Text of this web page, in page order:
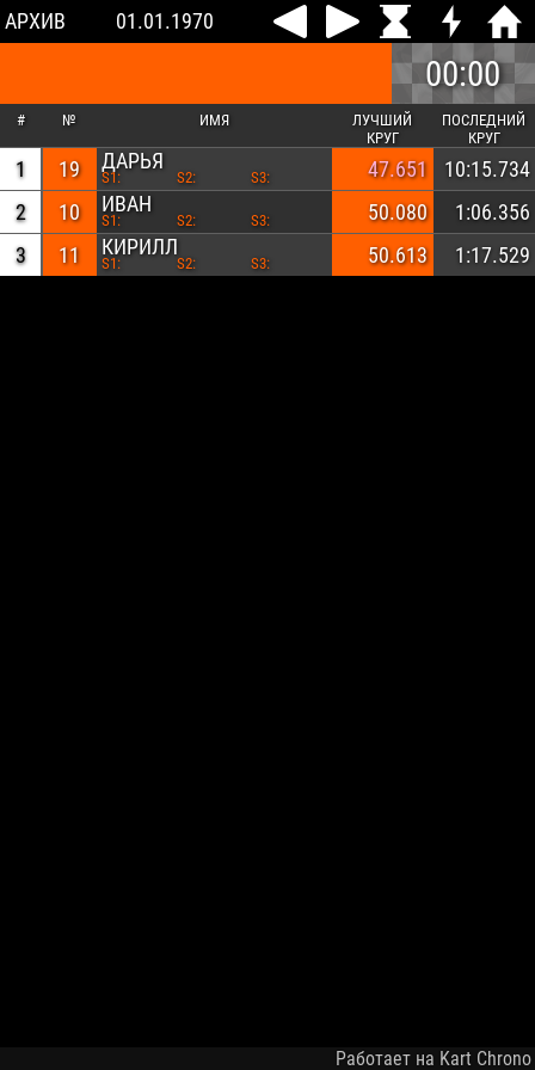
АРХИВ 01.01.1970
00:00
# № ИМЯ
ЛУЧШИЙ
КРУГ
ПОСЛЕДНИЙ
КРУГ
1 19 ДАРЬЯ
S1: S2: S3: 47.651
10:15.734
2
10 ИВАН
S1: S2: S3: 50.080
1:06.356
3
11 КИРИЛЛ
S1: S2: S3: 50.613 1:17.529
Работает на Kart Chrono